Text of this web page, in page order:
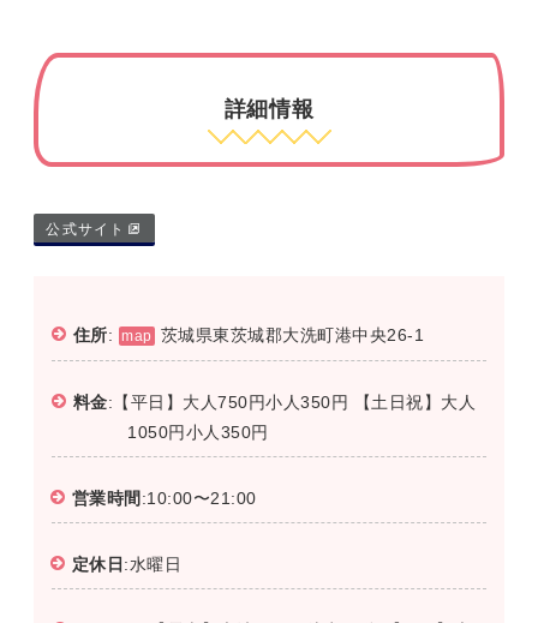
詳細情報
公式サイト
住所: map 茨城県東茨城郡大洗町港中央26-1
料金:【平日】大人750円小人350円 【土日祝】大人
1050円小人350円
営業時間 :10:00〜21:00
定休日 :水曜日